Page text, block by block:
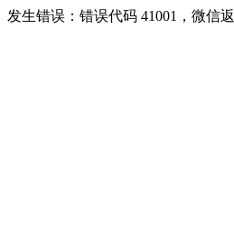
发生错误：错误代码 41001，微信返